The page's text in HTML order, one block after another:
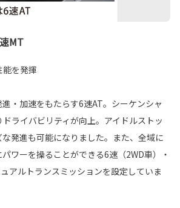
MT
を発揮
・加速をもたらす6速AT。シーケンシャ
ライバビリティが向上。アイドルストッ
発進も可能になりました。また、全域に
ワーを操ることができる6速（2WD車）・
アルトランスミッションを設定していま